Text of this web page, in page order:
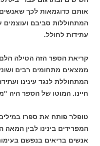
אותם כדוגמאות לכך
המתחוללות סביבם ועוצמים
עתידות לחולל.
קריאת הספר הזה הטילה
ממצאים מתחומים רבים
המתחוללת לנגד עינינו
חיינו. המוטו של הספר היה
טופלר פותח את ספרו
המפרידים בינינו לבין
אנשים בריאים בנפשם